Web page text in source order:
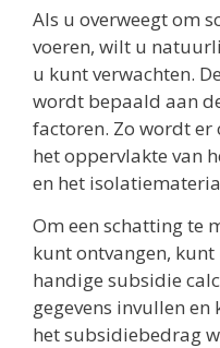
Als u overweegt om
voeren, wilt u
u kunt verwachten.
wordt bepaald aan
factoren. Zo wordt er
het oppervlakte van
en het
Om een schatting te
kunt ontvangen,
handige subsidie
gegevens invullen
het subsidiebedrag